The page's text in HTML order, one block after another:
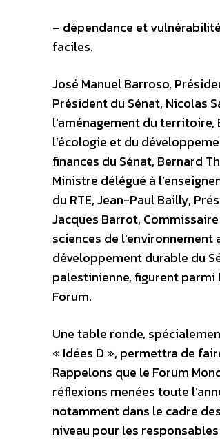
– dépendance et
faciles.
José Manuel Barroso,
Président du Sénat, Nicolas
l’aménagement du territoire,
l’écologie et du
finances du Sénat, Bernard
Ministre délégué à
du RTE, Jean-Paul Bailly,
Jacques Barrot,
sciences de l’environnement
développement durable du
palestinienne, figurent parmi
Forum.
Une table ronde,
« Idées D », permettra de
Rappelons que le Forum
réflexions menées toute
notamment dans le cadre
niveau pour les